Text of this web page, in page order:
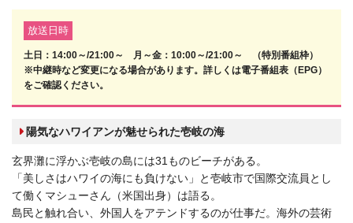
放送日時
土日：14:00～/21:00～ 月～金：10:00～/21:00～ （特別番組枠）
※中継時など変更になる場合があります。詳しくは電子番組表（EPG）
をご確認ください。
陽気なハワイアンが魅せられた壱岐の海
玄界灘に浮かぶ壱岐の島には31ものビーチがある。
「美しさはハワイの海にも負けない」と壱岐市で国際交流員とし
て働くマシューさん（米国出身）は語る。
島民と触れ合い、外国人をアテンドするのが仕事だ。海外の芸術